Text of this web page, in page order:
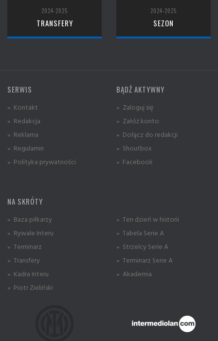
2024-2025
TRANSFERY
2024-2025
SEZON
SERWIS
» Kontakt
» Redakcja
» Reklama
» Regulamin
» Polityka prywatności
BĄDŹ AKTYWNY
» Zaloguj się
» Załóż konto
» Dołącz do redakcji
» Shoutbox
» Facebook
NA SKRÓTY
» Baza piłkarzy
» Rywale Interu
» Terminarz
» Transfery
» Kadra Interu
» Piotr Zieliński
» Ten dzień w historii
» Tabela Serie A
» Strzelcy Serie A
» Terminarz Serie A
» Akademia